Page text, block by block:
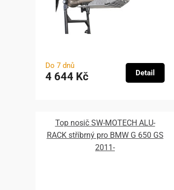
Do 7 dnů
4 644 Kč Detail
Top nosič SW-MOTECH ALU-
RACK stříbrný pro BMW G 650 GS
2011-